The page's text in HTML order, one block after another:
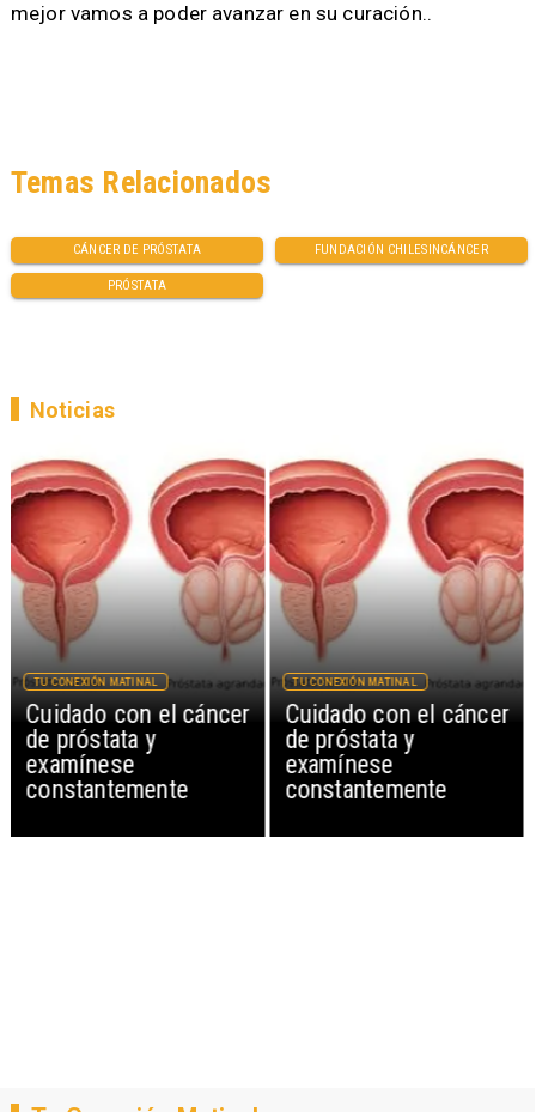
mejor vamos a poder avanzar en su curación..
CÁNCER DE PRÓSTATA FUNDACIÓN CHILESINCÁNCER
PRÓSTATA
Temas Relacionados
Cuidado con el cáncer
de próstata y
examínese
constantemente
TU CONEXIÓN MATINAL
Cuidado con el cáncer
de próstata y
examínese
constantemente
TU CONEXIÓN MATINAL
Noticias